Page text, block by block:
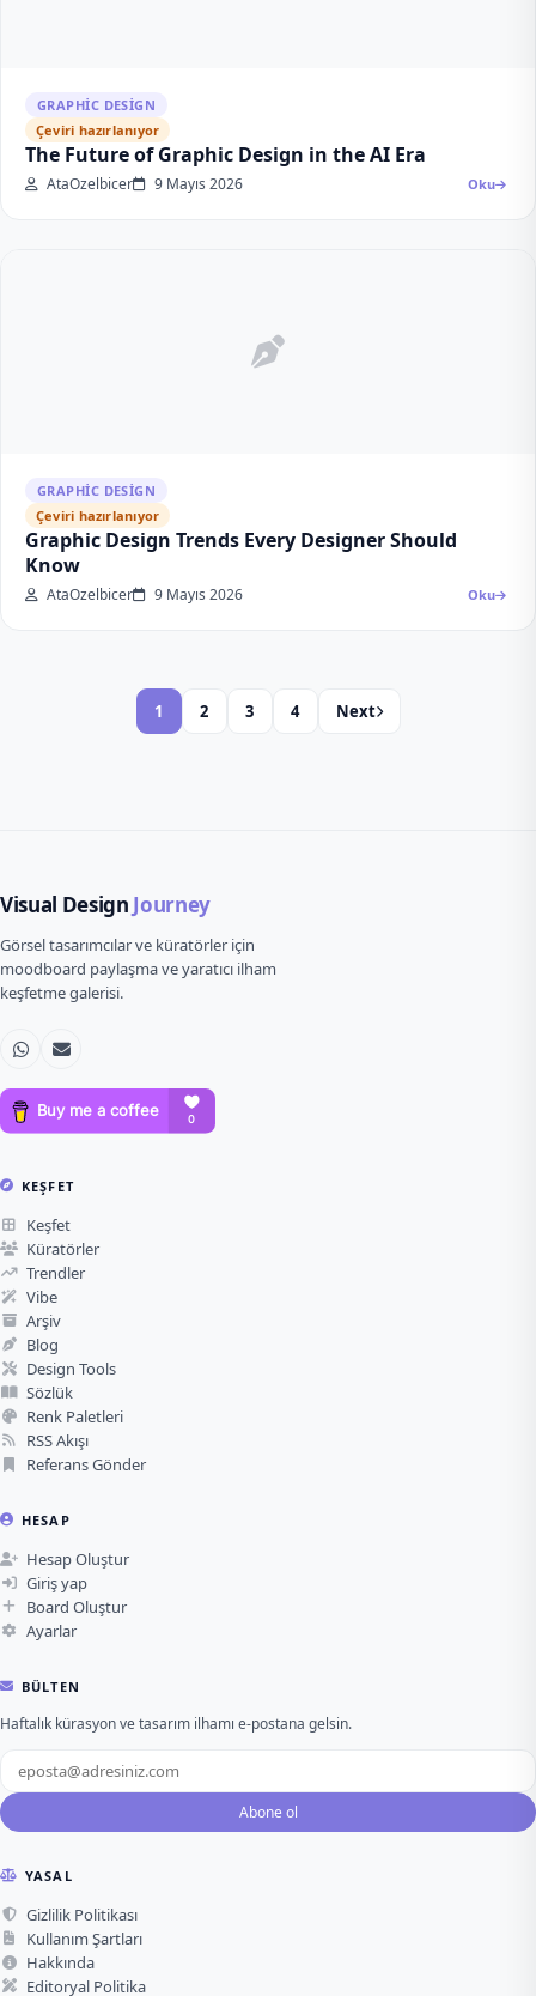
GRAPHIC DESIGN
Çeviri hazırlanıyor
The Future of Graphic Design in the AI Era
AtaOzelbicer 9 Mayıs 2026 Oku
GRAPHIC DESIGN
Çeviri hazırlanıyor
Graphic Design Trends Every Designer Should
Know
AtaOzelbicer 9 Mayıs 2026 Oku
1 2 3 4 Next
Visual Design Journey
Görsel tasarımcılar ve küratörler için
moodboard paylaşma ve yaratıcı ilham
keşfetme galerisi.
KEŞFET
Keşfet
Küratörler
Trendler
Vibe
Arşiv
Blog
Design Tools
Sözlük
Renk Paletleri
RSS Akışı
Referans Gönder
HESAP
Hesap Oluştur
Giriş yap
Board Oluştur
Ayarlar
BÜLTEN
Haftalık kürasyon ve tasarım ilhamı e-postana gelsin.
Abone ol
YASAL
Gizlilik Politikası
Kullanım Şartları
Hakkında
Editoryal Politika